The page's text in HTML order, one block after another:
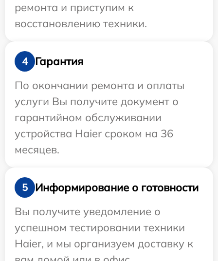
ремонта и приступим к
восстановлению техники.
4
Гарантия
По окончании ремонта и оплаты
услуги Вы получите документ о
гарантийном обслуживании
устройства Haier сроком на 36
месяцев.
5
Информирование о готовности
Вы получите уведомление о
успешном тестировании техники
Haier, и мы организуем доставку к